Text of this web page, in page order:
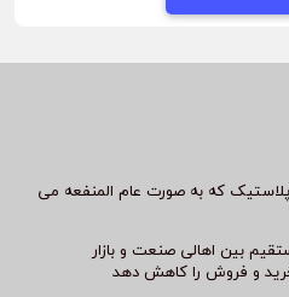
که به صورت عام المنفعه می
بین اهالی صنعت و بازار
و فروش را کاهش دهد